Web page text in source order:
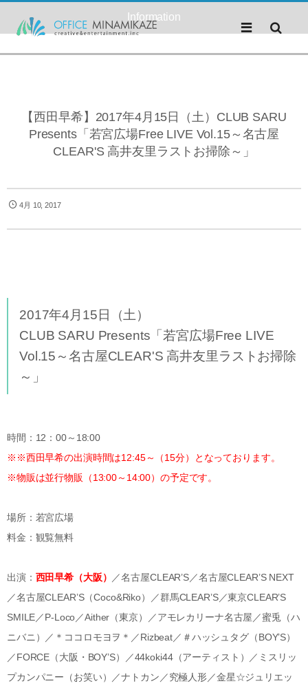
Information
【西田早希】2017年4月15日（土）CLUB SARU
Presents「若宮広場Free LIVE Vol.15～名古屋
CLEAR'S 高井友里ラストお掃除～」
4月 10, 2017
2017年4月15日（土）
CLUB SARU Presents「若宮広場Free LIVE
Vol.15～名古屋CLEAR'S 高井友里ラストお掃除
～」
時間：12：00～18:00
※※西田早希の出演時間は12:45～（15分）となっております。
※物販は並行物販（13:00～14:00）の予定です。
場所：若宮広場
料金：観覧無料
出演： 西田早希（大阪）
／名古屋CLEAR’S／名古屋CLEAR’S NEXT
／名古屋CLEAR’S（Coco&Riko）／群馬CLEAR’S／東京CLEAR’S
SMILE／P-Loco／Aither（東京）／アモレカリーナ名古屋／蜜兎（ハ
ニバニ）／＊ココロモヨヲ＊／Rizbeat／＃ハッシュタグ（BOY’S）
／FORCE（大阪・BOY’S）／44koki44（アーティスト）／ミスリッ
プカンパニー（お笑い）／ナトカン／究極人形／金星☆ジュリエッ